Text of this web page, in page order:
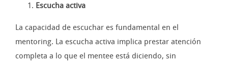
Escucha activa
La capacidad de escuchar es fundamental en el
mentoring. La escucha activa implica prestar atención
completa a lo que el mentee está diciendo, sin